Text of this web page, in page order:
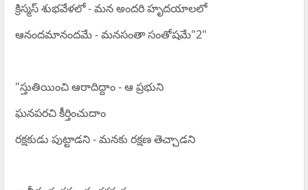
క్రిస్మస్ శుభవేళలో - మన అందరి హృదయాలలో
ఆనందమానందమే - మనసంతా సంతోషమే"2"
"స్తుతియించి ఆరాదిద్దాం - ఆ ప్రభుని
ఘనపరచి కీర్తించుదాం
రక్షకుడు పుట్టాడని - మనకు రక్షణ తెచ్చాడని